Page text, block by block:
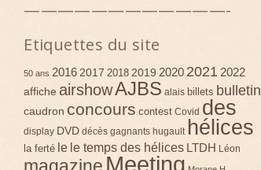
————————————-
Etiquettes du site
50 ans 2016 2017 2018 2019 2020 2021 2022
affiche airshowAJBS alais billets bulletin
caudron concours contest Covid des
display DVD décès gagnants hugault hélices
la ferté le le temps des hélices LTDH Léon
magazine Meeting